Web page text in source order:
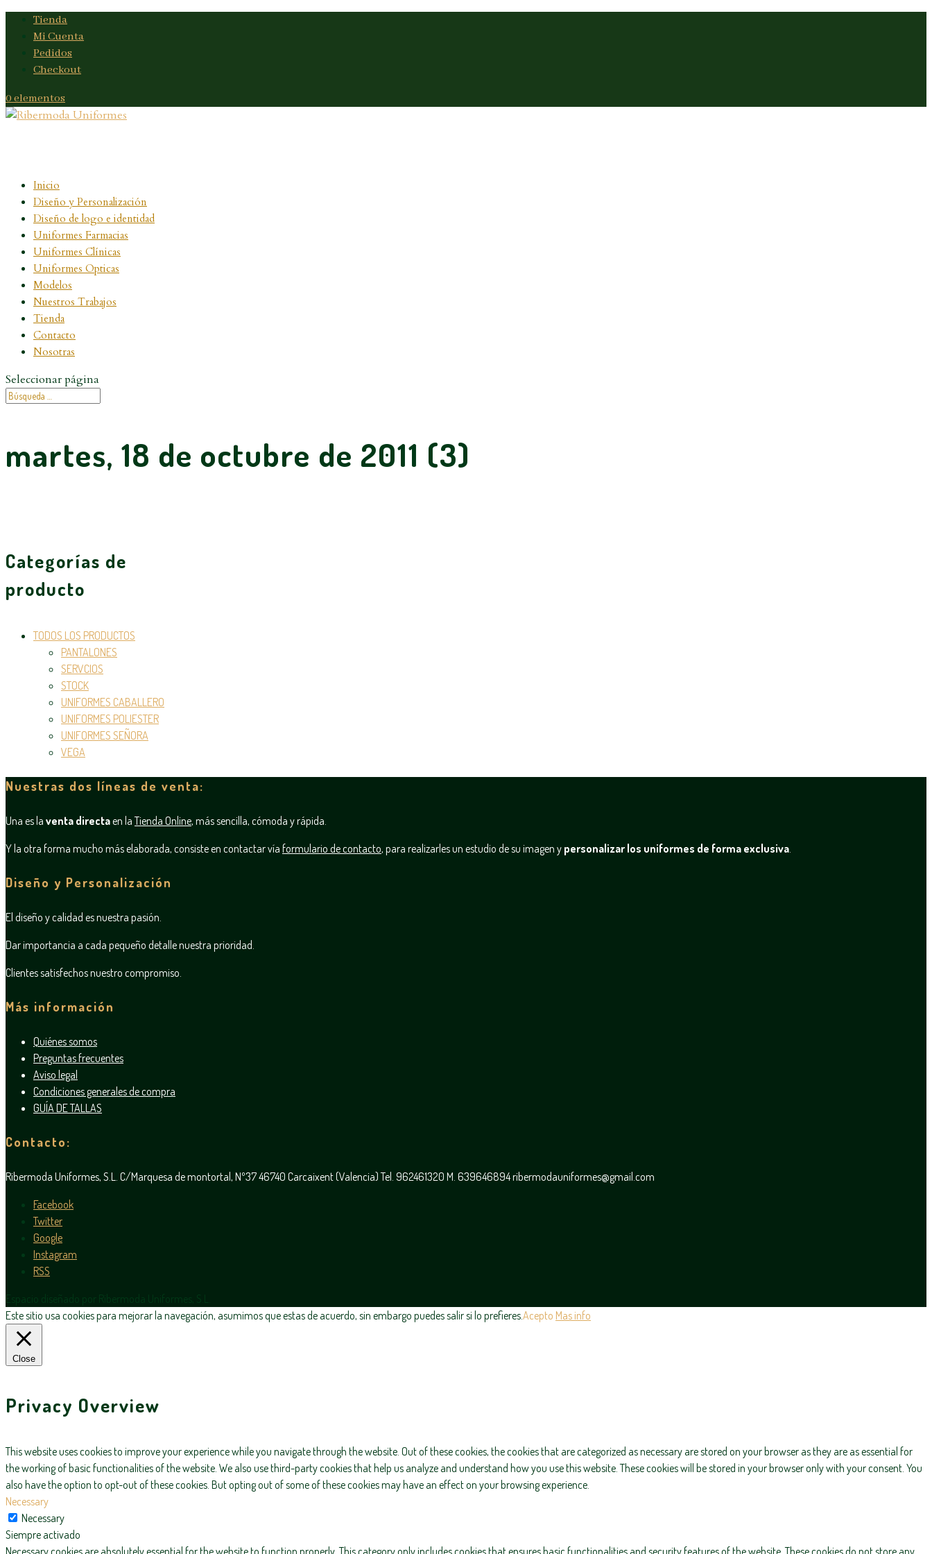
Tienda
Mi Cuenta
Pedidos
Checkout
0 elementos
Inicio
Diseño y Personalización
Diseño de logo e identidad
Uniformes Farmacias
Uniformes Clínicas
Uniformes Opticas
Modelos
Nuestros Trabajos
Tienda
Contacto
Nosotras
Seleccionar página
martes, 18 de octubre de 2011 (3)
Categorías de
producto
TODOS LOS PRODUCTOS
PANTALONES
SERVCIOS
STOCK
UNIFORMES CABALLERO
UNIFORMES POLIESTER
UNIFORMES SEÑORA
VEGA
Nuestras dos líneas de venta:
Una es la venta directaen laTienda Online, más sencilla, cómoda y rápida.
Y la otra forma mucho más elaborada, consiste en contactar vía formulario de contacto, para realizarles un estudio de su imagen y personalizar los uniformes de forma exclusiva.
Diseño y Personalización
El diseño y calidad es nuestra pasión.
Dar importancia a cada pequeño detalle nuestra prioridad.
Clientes satisfechos nuestro compromiso.
Más información
Quiénes somos
Preguntas frecuentes
Aviso legal
Condiciones generales de compra
GUÍA DE TALLAS
Contacto:
Ribermoda Uniformes, S.L. C/Marquesa de montortal, Nº37 46740 Carcaixent (Valencia) Tel. 962461320 M. 639646894 ribermodauniformes@gmail.com
Facebook
Twitter
Google
Instagram
RSS
Espacio diseñado por Ribermoda Uniformes, S.L.
Este sitio usa cookies para mejorar la navegación, asumimos que estas de acuerdo, sin embargo puedes salir si lo prefieres.Acepto Mas info
Close
Privacy Overview
This website uses cookies to improve your experience while you navigate through the website. Out of these cookies, the cookies that are categorized as necessary are stored on your browser as they are as essential for
the working of basic functionalities of the website. We also use third-party cookies that help us analyze and understand how you use this website. These cookies will be stored in your browser only with your consent. You
also have the option to opt-out of these cookies. But opting out of some of these cookies may have an effect on your browsing experience.
Necessary
Necessary
Siempre activado